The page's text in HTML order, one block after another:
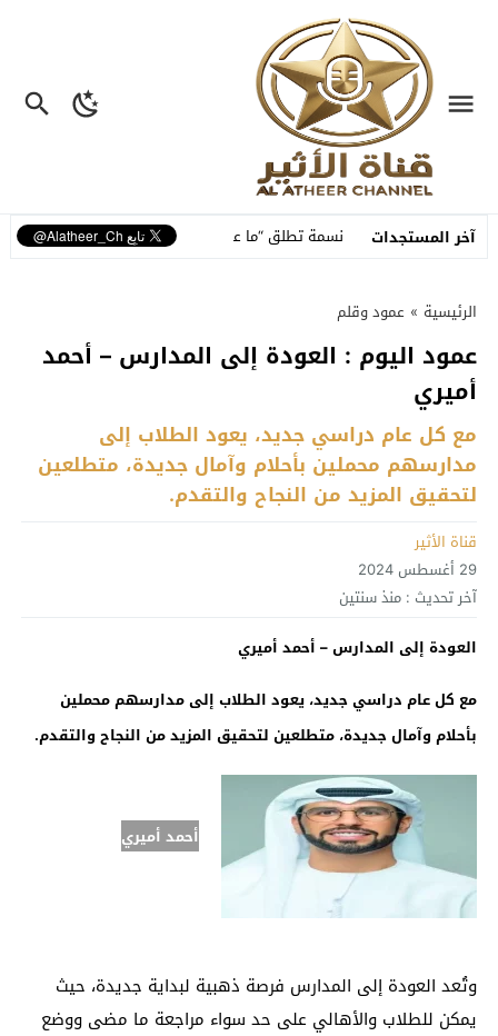
آخر المستجداتنسمة تطلق “ما عم بنساك”.. أغنية مصوّرة تحوّل وجع الفراق إلى
الرئيسية » عمود وقلم
عمود اليوم : العودة إلى المدارس – أحمد
أميري
مع كل عام دراسي جديد، يعود الطلاب إلى
مدارسهم محملين بأحلام وآمال جديدة، متطلعين
لتحقيق المزيد من النجاح والتقدم.
قناة الأثير
29 أغسطس 2024
آخر تحديث : منذ سنتين
العودة إلى المدارس – أحمد أميري
مع كل عام دراسي جديد، يعود الطلاب إلى مدارسهم محملين
بأحلام وآمال جديدة، متطلعين لتحقيق المزيد من النجاح والتقدم.
أحمد أميري
وتُعد العودة إلى المدارس فرصة ذهبية لبداية جديدة، حيث
يمكن للطلاب والأهالي على حد سواء مراجعة ما مضى ووضع